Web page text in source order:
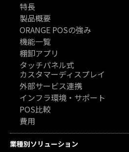
特長
製品概要
ORANGE POSの強み
機能一覧
棚卸アプリ
タッチパネル式
カスタマーディスプレイ
外部サービス連携
インフラ環境・サポート
POS比較
費用
業種別ソリューション